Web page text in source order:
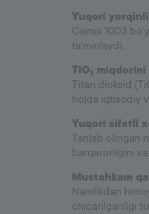
Yuqori
Cemix 1003
ta’minlaydi.
TiO₂
Titan dioksid
holda iqtisodiy
Yuqori sifatli
Tanlab olingan
barqarorligini
Mustahkam
Namlikdan
chiqarilganligi